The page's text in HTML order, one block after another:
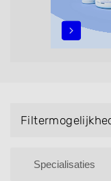
een baard en
filteren met